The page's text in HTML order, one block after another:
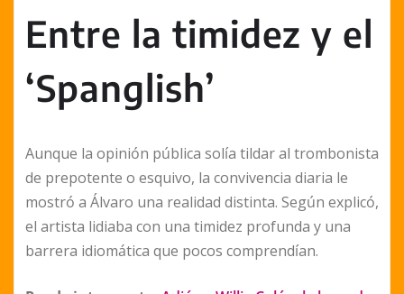
Entre la timidez y el
‘Spanglish’
Aunque la opinión pública solía tildar al trombonista
de prepotente o esquivo, la convivencia diaria le
mostró a Álvaro una realidad distinta. Según explicó,
el artista lidiaba con una timidez profunda y una
barrera idiomática que pocos comprendían.